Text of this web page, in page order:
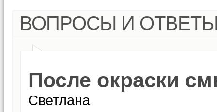
ВОПРОСЫ И
После окраски
Cветлана